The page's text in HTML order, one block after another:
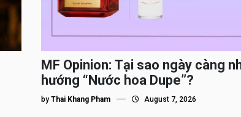
MF Opinion: Tại sao ngày càng
hướng “Nước hoa Dupe”?
by Thai Khang Pham August 7, 2026